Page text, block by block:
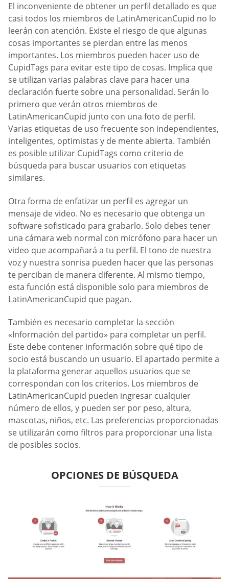
El inconveniente de obtener un perfil detallado es que
casi todos los miembros de LatinAmericanCupid no lo
leerán con atención. Existe el riesgo de que algunas
cosas importantes se pierdan entre las menos
importantes. Los miembros pueden hacer uso de
CupidTags para evitar este tipo de cosas. Implica que
se utilizan varias palabras clave para hacer una
declaración fuerte sobre una personalidad. Serán lo
primero que verán otros miembros de
LatinAmericanCupid junto con una foto de perfil.
Varias etiquetas de uso frecuente son independientes,
inteligentes, optimistas y de mente abierta. También
es posible utilizar CupidTags como criterio de
búsqueda para buscar usuarios con etiquetas
similares.
Otra forma de enfatizar un perfil es agregar un
mensaje de video. No es necesario que obtenga un
software sofisticado para grabarlo. Solo debes tener
una cámara web normal con micrófono para hacer un
video que acompañará a tu perfil. El tono de nuestra
voz y nuestra sonrisa pueden hacer que las personas
te perciban de manera diferente. Al mismo tiempo,
esta función está disponible solo para miembros de
LatinAmericanCupid que pagan.
También es necesario completar la sección
«Información del partido» para completar un perfil.
Este debe contener información sobre qué tipo de
socio está buscando un usuario. El apartado permite a
la plataforma generar aquellos usuarios que se
correspondan con los criterios. Los miembros de
LatinAmericanCupid pueden ingresar cualquier
número de ellos, y pueden ser por peso, altura,
mascotas, niños, etc. Las preferencias proporcionadas
se utilizarán como filtros para proporcionar una lista
de posibles socios.
OPCIONES DE BÚSQUEDA